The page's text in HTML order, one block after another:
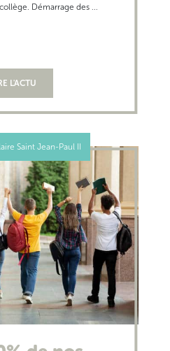
Démarrage des ...
L'ACTU
Saint Jean-Paul II